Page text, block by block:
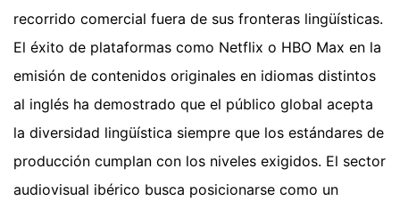
recorrido comercial fuera de sus fronteras lingüísticas.
El éxito de plataformas como Netflix o HBO Max en la
emisión de contenidos originales en idiomas distintos
al inglés ha demostrado que el público global acepta
la diversidad lingüística siempre que los estándares de
producción cumplan con los niveles exigidos. El sector
audiovisual ibérico busca posicionarse como un